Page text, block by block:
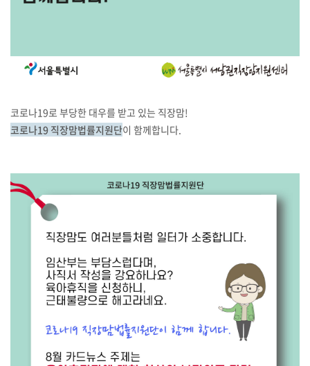
코로나19로 부당한 대우를 받고 있는 직장맘!
코로나19 직장맘법률지원단이 함께합니다.